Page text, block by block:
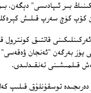
بىر ئىپادىسى" دېگەن،
كۆپ كۈچ سەرپ قىلىش
قاتتىق كونترول
بىلەن بىرگە، ئۇلارنىڭ 2005 ‏- يىلى يۈز
قىلمىشىنى تەنقىدلىدى.
دەرىجىدە توسقۇنلۇق قىلىپ